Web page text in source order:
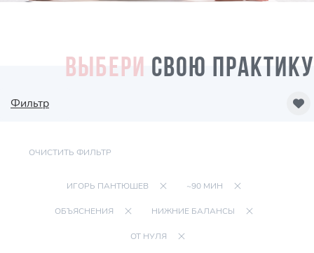
ВЫБЕРИ СВОЮ ПРАКТИКУ
Фильтр
ОЧИСТИТЬ ФИЛЬТР
ИГОРЬ ПАНТЮШЕВ ~90 МИН
ОБЪЯСНЕНИЯ НИЖНИЕ БАЛАНСЫ
ОТ НУЛЯ